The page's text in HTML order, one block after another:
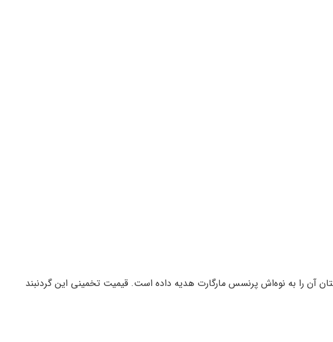
انگلستان آن را به نوه‌اش پرنسس مارگارت هدیه داده است. قیمیت تخمینی این گردنبند